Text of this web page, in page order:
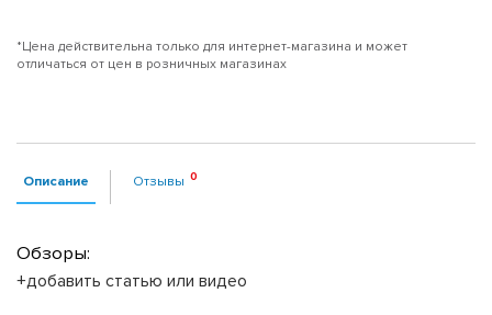
*Цена действительна только для интернет-магазина и может
отличаться от цен в розничных магазинах
Описание Отзывы
Обзоры:
+добавить статью или видео